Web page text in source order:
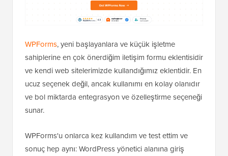
WPForms, yeni başlayanlara ve küçük işletme
sahiplerine en çok önerdiğim iletişim formu eklentisidir
ve kendi web sitelerimizde kullandığımız eklentidir. En
ucuz seçenek değil, ancak kullanımı en kolay olanıdır
ve bol miktarda entegrasyon ve özelleştirme seçeneği
sunar.
WPForms'u onlarca kez kullandım ve test ettim ve
sonuç hep aynı: WordPress yönetici alanına giriş